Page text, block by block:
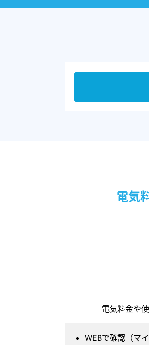
電気
電気料金や
WEBで確認（マ